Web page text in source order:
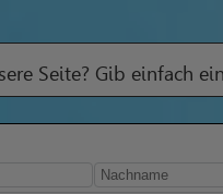
Seite? Gib einfach